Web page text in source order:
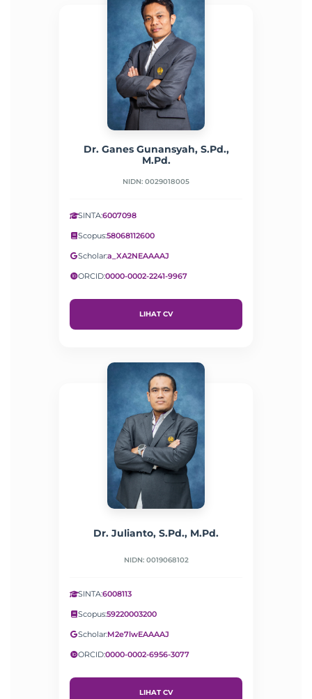
Dr. Ganes Gunansyah, S.Pd.,
M.Pd.
NIDN: 0029018005
SINTA:6007098
Scopus:58068112600
Scholar:a_XA2NEAAAAJ
ORCID:0000-0002-2241-9967
LIHAT CV
Dr. Julianto, S.Pd., M.Pd.
NIDN: 0019068102
SINTA:6008113
Scopus:59220003200
Scholar:M2e7lwEAAAAJ
ORCID:0000-0002-6956-3077
LIHAT CV